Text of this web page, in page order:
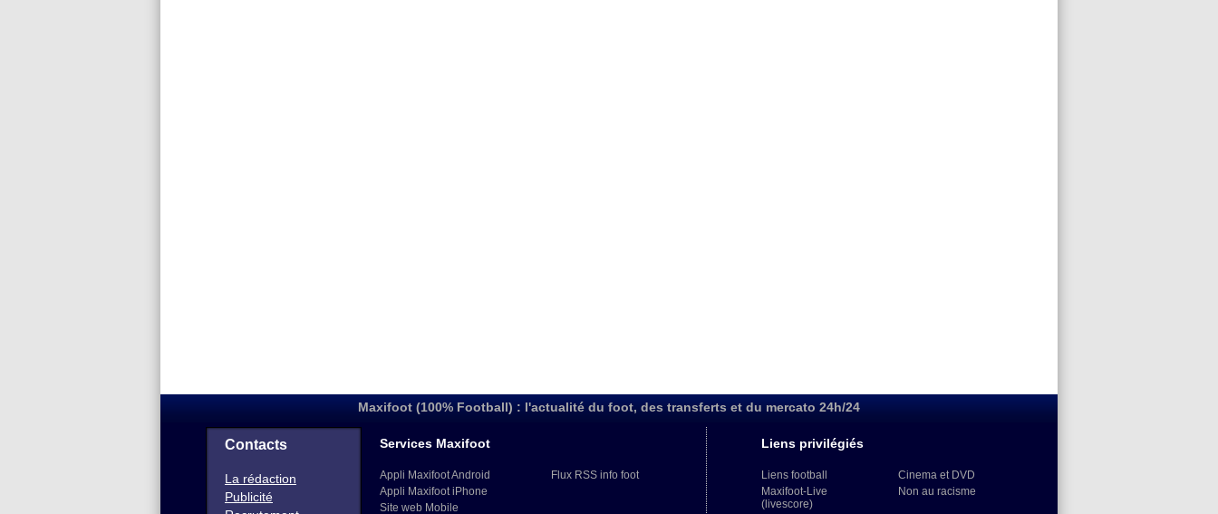
Maxifoot (100% Football) : l'actualité du foot, des transferts et du mercato 24h/24
Contacts
La rédaction
Publicité
Services Maxifoot
Appli Maxifoot Android
Appli Maxifoot iPhone
Site web Mobile
Flux RSS info foot
Liens privilégiés
Liens football
Maxifoot-Live
(livescore)
Cinema et DVD
Non au racisme